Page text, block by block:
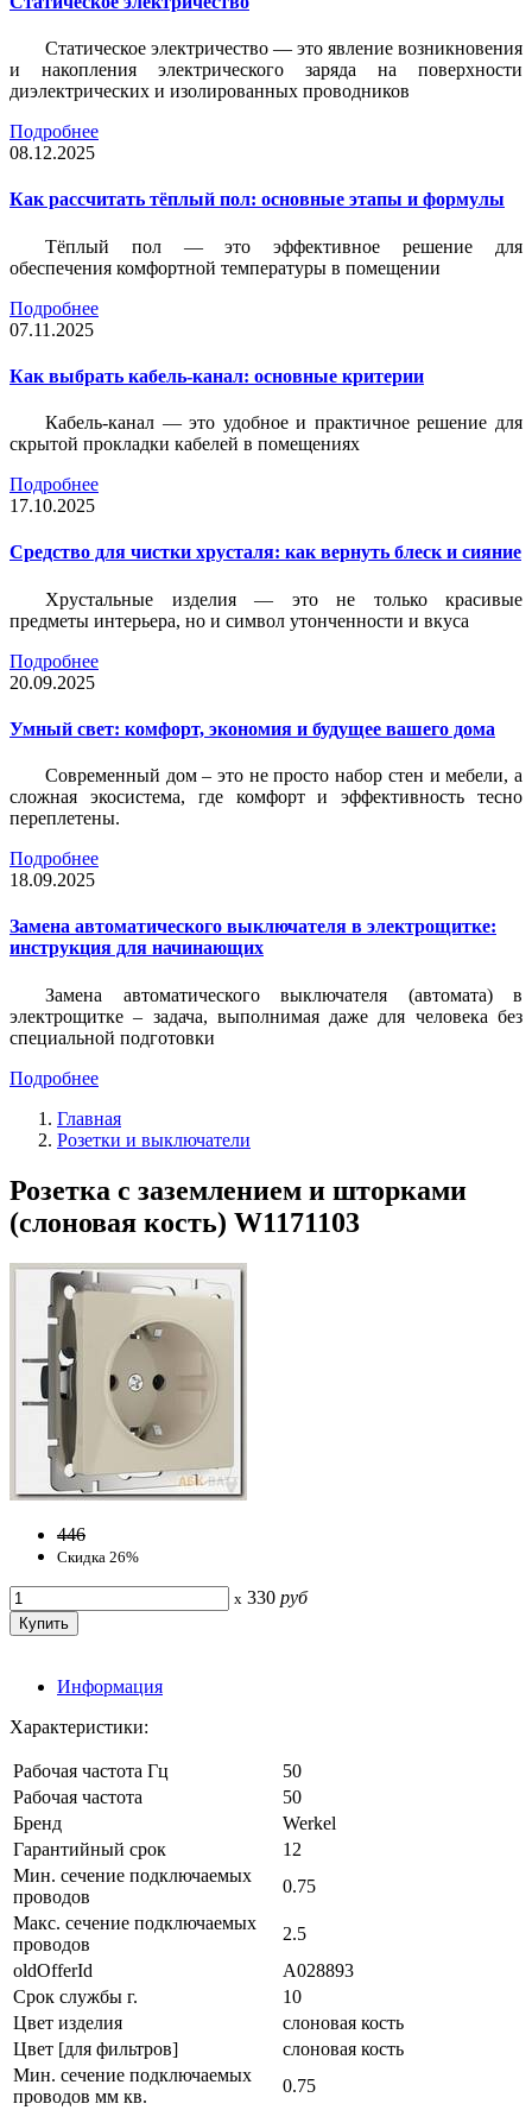
Статическое электричество — это явление возникновения
и накопления электрического заряда на поверхности
диэлектрических и изолированных проводников
Подробнее
08.12.2025
Как рассчитать тёплый пол: основные этапы и формулы
Тёплый пол — это эффективное решение для
обеспечения комфортной температуры в помещении
Подробнее
07.11.2025
Как выбрать кабель-канал: основные критерии
Кабель-канал — это удобное и практичное решение для
скрытой прокладки кабелей в помещениях
Подробнее
17.10.2025
Средство для чистки хрусталя: как вернуть блеск и сияние
Хрустальные изделия — это не только красивые
предметы интерьера, но и символ утонченности и вкуса
Подробнее
20.09.2025
Умный свет: комфорт, экономия и будущее вашего дома
Современный дом – это не просто набор стен и мебели, а
сложная экосистема, где комфорт и эффективность тесно
переплетены.
Подробнее
18.09.2025
Замена автоматического выключателя в электрощитке:
инструкция для начинающих
Замена автоматического выключателя (автомата) в
электрощитке – задача, выполнимая даже для человека без
специальной подготовки
Подробнее
Главная
Розетки и выключатели
Розетка с заземлением и шторками
(слоновая кость) W1171103
446
Скидка 26%
x 330 руб
Информация
Характеристики:
Рабочая частота Гц
50
Рабочая частота
50
Бренд
Werkel
Гарантийный срок
12
Мин. сечение подключаемых
проводов
0.75
Макс. сечение подключаемых
проводов
2.5
oldOfferId
A028893
Срок службы г.
10
Цвет изделия
слоновая кость
Цвет [для фильтров]
слоновая кость
Мин. сечение подключаемых
проводов мм кв.
0.75